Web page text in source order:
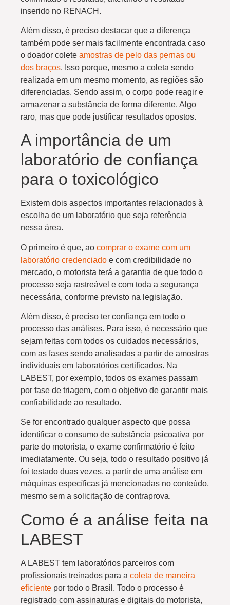
inserido no RENACH.
Além disso, é preciso destacar que a diferença
também pode ser mais facilmente encontrada caso
o doador colete amostras de pelo das pernas ou
dos braços. Isso porque, mesmo a coleta sendo
realizada em um mesmo momento, as regiões são
diferenciadas. Sendo assim, o corpo pode reagir e
armazenar a substância de forma diferente. Algo
raro, mas que pode justificar resultados opostos.
A importância de um
laboratório de confiança
para o toxicológico
Existem dois aspectos importantes relacionados à
escolha de um laboratório que seja referência
nessa área.
O primeiro é que, ao comprar o exame com um
laboratório credenciado e com credibilidade no
mercado, o motorista terá a garantia de que todo o
processo seja rastreável e com toda a segurança
necessária, conforme previsto na legislação.
Além disso, é preciso ter confiança em todo o
processo das análises. Para isso, é necessário que
sejam feitas com todos os cuidados necessários,
com as fases sendo analisadas a partir de amostras
individuais em laboratórios certificados. Na
LABEST, por exemplo, todos os exames passam
por fase de triagem, com o objetivo de garantir mais
confiabilidade ao resultado.
Se for encontrado qualquer aspecto que possa
identificar o consumo de substância psicoativa por
parte do motorista, o exame confirmatório é feito
imediatamente. Ou seja, todo o resultado positivo já
foi testado duas vezes, a partir de uma análise em
máquinas específicas já mencionadas no conteúdo,
mesmo sem a solicitação de contraprova.
Como é a análise feita na
LABEST
A LABEST tem laboratórios parceiros com
profissionais treinados para a coleta de maneira
eficiente por todo o Brasil. Todo o processo é
registrado com assinaturas e digitais do motorista,